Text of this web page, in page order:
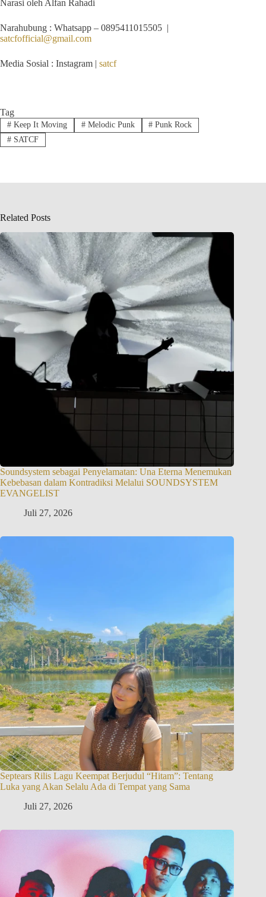
Narasi oleh Alfan Rahadi
Narahubung : Whatsapp – 0895411015505 |
satcfofficial@gmail.com
Media Sosial : Instagram | satcf
Tag
#Keep It Moving #Melodic Punk # Punk Rock
#SATCF
Related Posts
Soundsystem sebagai Penyelamatan: Una Eterna Menemukan
Kebebasan dalam Kontradiksi Melalui SOUNDSYSTEM
EVANGELIST
Juli 27, 2026
Septears Rilis Lagu Keempat Berjudul “Hitam”: Tentang
Luka yang Akan Selalu Ada di Tempat yang Sama
Juli 27, 2026